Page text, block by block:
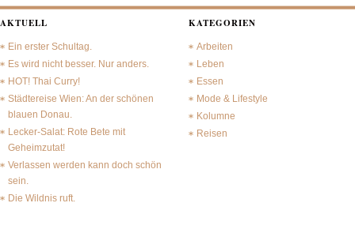
AKTUELL
Ein erster Schultag.
Es wird nicht besser. Nur anders.
HOT! Thai Curry!
Städtereise Wien: An der schönen
blauen Donau.
Lecker-Salat: Rote Bete mit
Geheimzutat!
Verlassen werden kann doch schön
sein.
Die Wildnis ruft.
KATEGORIEN
Arbeiten
Leben
Essen
Mode & Lifestyle
Kolumne
Reisen